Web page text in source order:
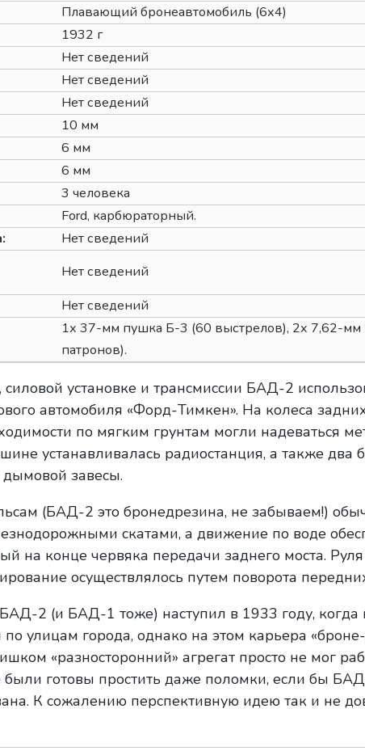
Плавающий бронеавтомобиль (6х4)
1932 г
Нет сведений
Нет сведений
Нет сведений
10 мм
6 мм
6 мм
3 человека
Ford, карбюраторный.
Нет сведений
Нет сведений
Нет сведений
1х 37-мм пушка Б-3 (60 выстрелов), 2x 7,62-мм
патронов).
силовой установке и трансмиссии БАД-2
автомобиля «Форд-Тимкен». На колеса
по мягким грунтам могли надеваться
устанавливалась радиостанция, а также два
завесы.
(БАД-2 это бронедрезина, не забываем!)
скатами, а движение по воде
на конце червяка передачи заднего моста.
осуществлялось путем поворота
2 (и БАД-1 тоже) наступил в 1933 году, когда
улицам города, однако на этом карьера
«разносторонний» агрегат просто не мог
готовы простить даже поломки, если бы
К сожалению перспективную идею так и не